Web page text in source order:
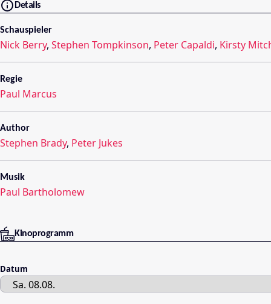
Details
Schauspieler
Nick Berry, Stephen Tompkinson, Peter Capaldi, Kirsty
Regie
Paul Marcus
Author
Stephen Brady, Peter Jukes
Musik
Paul Bartholomew
Kinoprogramm
Datum